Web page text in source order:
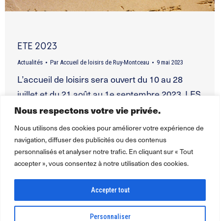
Nous respectons votre vie privée.
Nous utilisons des cookies pour améliorer votre expérience de
navigation, diffuser des publicités ou des contenus
personnalisés et analyser notre trafic. En cliquant sur « Tout
accepter », vous consentez à notre utilisation des cookies.
Personnaliser
Accepter tout
ETE 2023
Actualités Par Accueil de loisirs de Ruy-Montceau 9 mai 2023
L’accueil de loisirs sera ouvert du 10 au 28
juillet et du 21 août au 1e septembre 2023. LES
INSCRIPTIONS SONT OUVERTES DU 17 AU
26 MAI 2023. THEMES: UN JOUR, JE SERAI du
10 au 13 juillet: Un pirate du 17 au 21 juillet:
Astérix ou Obélix du 24 au 23 juillet: Un super…
← 1 2 3 4 →